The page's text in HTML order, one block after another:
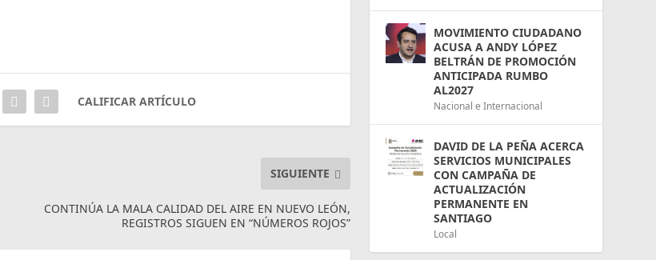
CALIFICAR ARTÍCULO
SIGUIENTE
CONTINÚA LA MALA CALIDAD DEL AIRE EN NUEVO LEÓN,
REGISTROS SIGUEN EN “NÚMEROS ROJOS”
MOVIMIENTO CIUDADANO
ACUSA A ANDY LÓPEZ
BELTRÁN DE PROMOCIÓN
ANTICIPADA RUMBO
AL2027
Nacional e Internacional
DAVID DE LA PEÑA ACERCA
SERVICIOS MUNICIPALES
CON CAMPAÑA DE
ACTUALIZACIÓN
PERMANENTE EN
SANTIAGO
Local